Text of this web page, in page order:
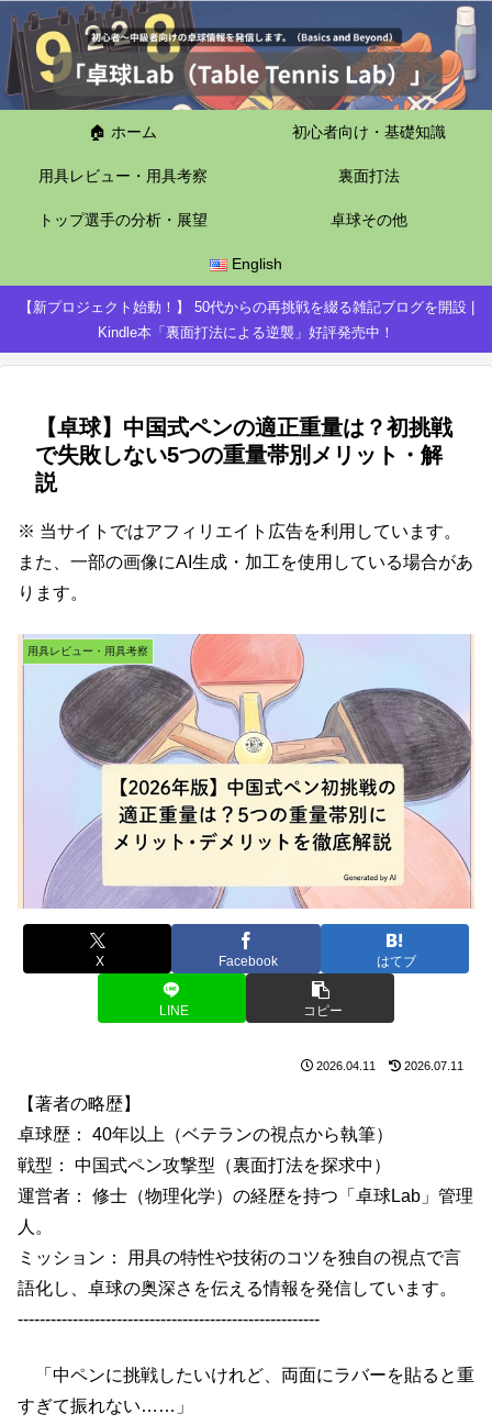
🏠 ホーム 初心者向け・基礎知識
用具レビュー・用具考察 裏面打法
トップ選手の分析・展望 卓球その他
English
【新プロジェクト始動！】 50代からの再挑戦を綴る雑記ブログを開設 |
Kindle本「裏面打法による逆襲」好評発売中！
【卓球】中国式ペンの適正重量は？初挑戦
で失敗しない5つの重量帯別メリット・解
説
※ 当サイトではアフィリエイト広告を利用しています。
また、一部の画像にAI生成・加工を使用している場合があ
ります。
用具レビュー・用具考察
X Facebook はてブ
LINE コピー
2026.04.11 2026.07.11
【著者の略歴】
卓球歴： 40年以上（ベテランの視点から執筆）
戦型： 中国式ペン攻撃型（裏面打法を探求中）
運営者： 修士（物理化学）の経歴を持つ「卓球Lab」管理
人。
ミッション： 用具の特性や技術のコツを独自の視点で言
語化し、卓球の奥深さを伝える情報を発信しています。
-------------------------------------------------------
「中ペンに挑戦したいけれど、両面にラバーを貼ると重
すぎて振れない……」